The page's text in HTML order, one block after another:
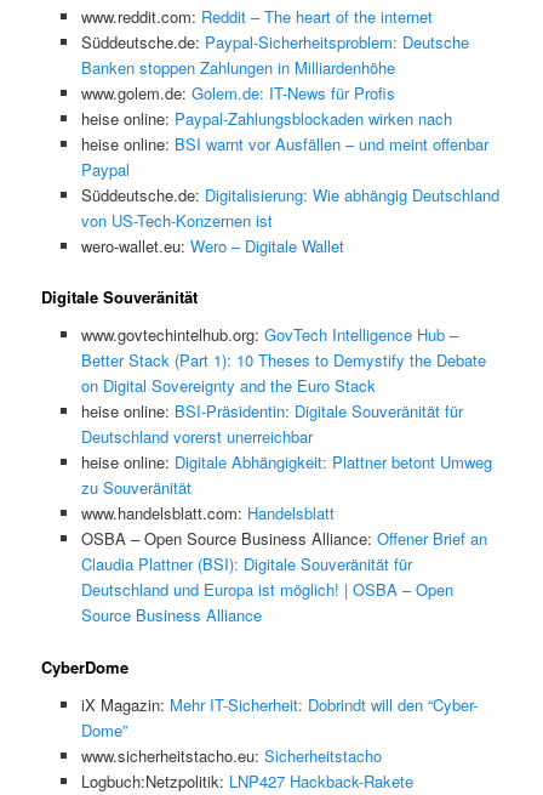
www.reddit.com: Reddit – The heart of the internet
Süddeutsche.de: Paypal-Sicherheitsproblem: Deutsche
Banken stoppen Zahlungen in Milliardenhöhe
www.golem.de: Golem.de: IT-News für Profis
heise online: Paypal-Zahlungsblockaden wirken nach
heise online: BSI warnt vor Ausfällen – und meint offenbar
Paypal
Süddeutsche.de: Digitalisierung: Wie abhängig Deutschland
von US-Tech-Konzernen ist
wero-wallet.eu: Wero – Digitale Wallet
Digitale Souveränität
www.govtechintelhub.org: GovTech Intelligence Hub –
Better Stack (Part 1): 10 Theses to Demystify the Debate
on Digital Sovereignty and the Euro Stack
heise online: BSI-Präsidentin: Digitale Souveränität für
Deutschland vorerst unerreichbar
heise online: Digitale Abhängigkeit: Plattner betont Umweg
zu Souveränität
www.handelsblatt.com: Handelsblatt
OSBA – Open Source Business Alliance: Offener Brief an
Claudia Plattner (BSI): Digitale Souveränität für
Deutschland und Europa ist möglich! | OSBA – Open
Source Business Alliance
CyberDome
iX Magazin: Mehr IT-Sicherheit: Dobrindt will den “Cyber-
Dome”
www.sicherheitstacho.eu: Sicherheitstacho
Logbuch:Netzpolitik: LNP427 Hackback-Rakete